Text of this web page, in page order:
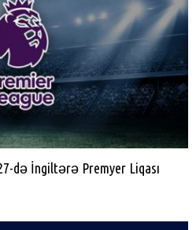
də İngiltərə Premyer Liqası